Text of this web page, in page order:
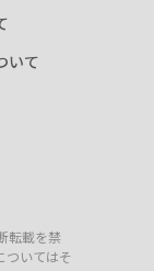
いて
転載を禁
ついてはそ